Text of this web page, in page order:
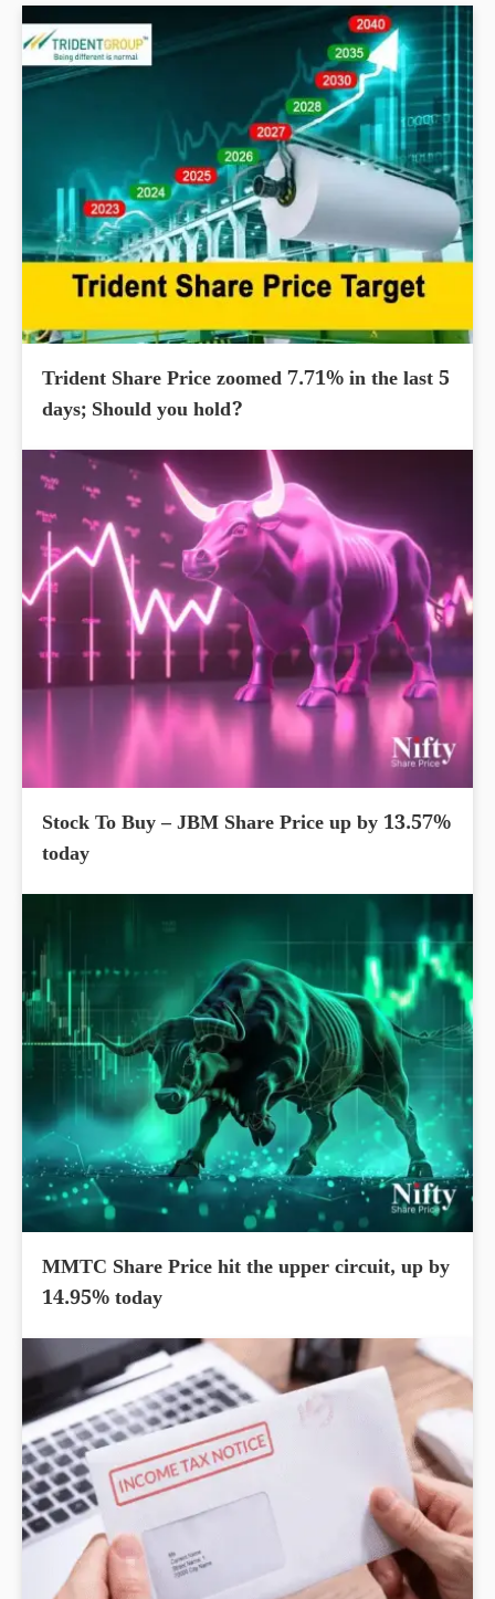
Trident Share Price zoomed 7.71% in the last 5
days; Should you hold?
Stock To Buy – JBM Share Price up by 13.57%
today
MMTC Share Price hit the upper circuit, up by
14.95% today